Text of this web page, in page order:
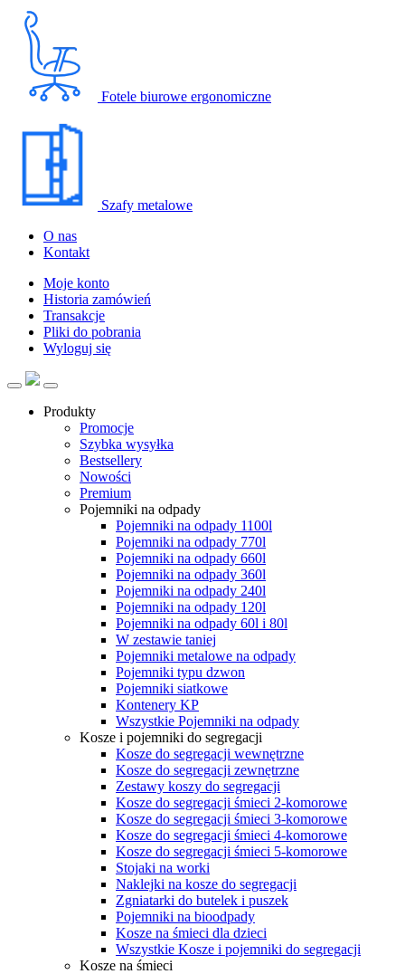
Fotele biurowe ergonomiczne
Szafy metalowe
O nas
Kontakt
Moje konto
Historia zamówień
Transakcje
Pliki do pobrania
Wyloguj się
Produkty
Promocje
Szybka wysyłka
Bestsellery
Nowości
Premium
Pojemniki na odpady
Pojemniki na odpady 1100l
Pojemniki na odpady 770l
Pojemniki na odpady 660l
Pojemniki na odpady 360l
Pojemniki na odpady 240l
Pojemniki na odpady 120l
Pojemniki na odpady 60l i 80l
W zestawie taniej
Pojemniki metalowe na odpady
Pojemniki typu dzwon
Pojemniki siatkowe
Kontenery KP
Wszystkie Pojemniki na odpady
Kosze i pojemniki do segregacji
Kosze do segregacji wewnętrzne
Kosze do segregacji zewnętrzne
Zestawy koszy do segregacji
Kosze do segregacji śmieci 2-komorowe
Kosze do segregacji śmieci 3-komorowe
Kosze do segregacji śmieci 4-komorowe
Kosze do segregacji śmieci 5-komorowe
Stojaki na worki
Naklejki na kosze do segregacji
Zgniatarki do butelek i puszek
Pojemniki na bioodpady
Kosze na śmieci dla dzieci
Wszystkie Kosze i pojemniki do segregacji
Kosze na śmieci